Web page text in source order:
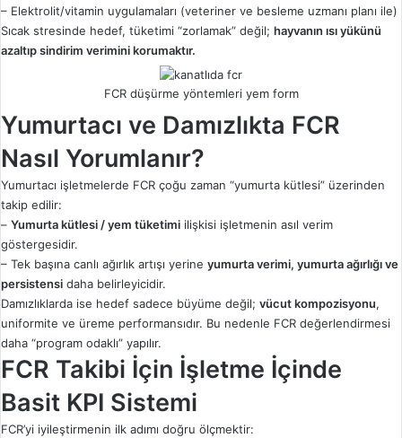
– Elektrolit/vitamin uygulamaları (veteriner ve besleme uzmanı planı ile)
Sıcak stresinde hedef, tüketimi “zorlamak” değil; hayvanın ısı yükünü
azaltıp sindirim verimini korumaktır.
FCR düşürme yöntemleri yem form
Yumurtacı ve Damızlıkta FCR
Nasıl Yorumlanır?
Yumurtacı işletmelerde FCR çoğu zaman “yumurta kütlesi” üzerinden
takip edilir:
– Yumurta kütlesi / yem tüketimi ilişkisi işletmenin asıl verim
göstergesidir.
– Tek başına canlı ağırlık artışı yerine yumurta verimi, yumurta ağırlığı ve
persistensi daha belirleyicidir.
Damızlıklarda ise hedef sadece büyüme değil; vücut kompozisyonu,
uniformite ve üreme performansıdır. Bu nedenle FCR değerlendirmesi
daha “program odaklı” yapılır.
FCR Takibi İçin İşletme İçinde
Basit KPI Sistemi
FCR’yi iyileştirmenin ilk adımı doğru ölçmektir: